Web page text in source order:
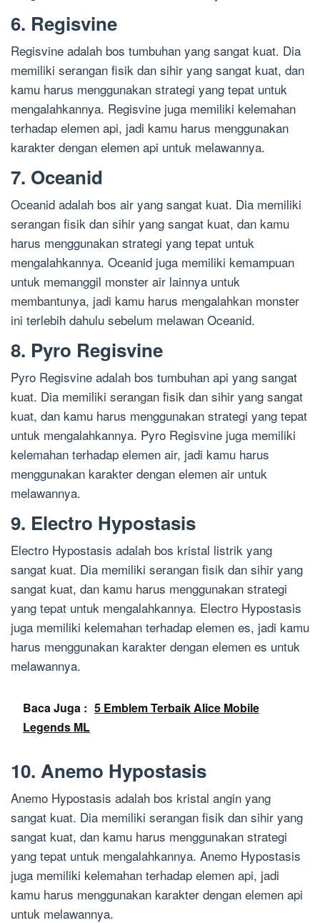
6. Regisvine
Regisvine adalah bos tumbuhan yang sangat kuat. Dia
memiliki serangan fisik dan sihir yang sangat kuat, dan
kamu harus menggunakan strategi yang tepat untuk
mengalahkannya. Regisvine juga memiliki kelemahan
terhadap elemen api, jadi kamu harus menggunakan
karakter dengan elemen api untuk melawannya.
7. Oceanid
Oceanid adalah bos air yang sangat kuat. Dia memiliki
serangan fisik dan sihir yang sangat kuat, dan kamu
harus menggunakan strategi yang tepat untuk
mengalahkannya. Oceanid juga memiliki kemampuan
untuk memanggil monster air lainnya untuk
membantunya, jadi kamu harus mengalahkan monster
ini terlebih dahulu sebelum melawan Oceanid.
8. Pyro Regisvine
Pyro Regisvine adalah bos tumbuhan api yang sangat
kuat. Dia memiliki serangan fisik dan sihir yang sangat
kuat, dan kamu harus menggunakan strategi yang tepat
untuk mengalahkannya. Pyro Regisvine juga memiliki
kelemahan terhadap elemen air, jadi kamu harus
menggunakan karakter dengan elemen air untuk
melawannya.
9. Electro Hypostasis
Electro Hypostasis adalah bos kristal listrik yang
sangat kuat. Dia memiliki serangan fisik dan sihir yang
sangat kuat, dan kamu harus menggunakan strategi
yang tepat untuk mengalahkannya. Electro Hypostasis
juga memiliki kelemahan terhadap elemen es, jadi kamu
harus menggunakan karakter dengan elemen es untuk
melawannya.
Baca Juga : 5 Emblem Terbaik Alice Mobile
Legends ML
10. Anemo Hypostasis
Anemo Hypostasis adalah bos kristal angin yang
sangat kuat. Dia memiliki serangan fisik dan sihir yang
sangat kuat, dan kamu harus menggunakan strategi
yang tepat untuk mengalahkannya. Anemo Hypostasis
juga memiliki kelemahan terhadap elemen api, jadi
kamu harus menggunakan karakter dengan elemen api
untuk melawannya.